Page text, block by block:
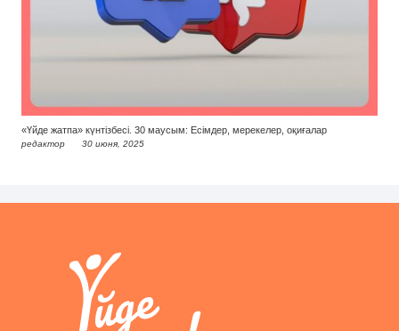
«Үйде жатпа» күнтізбесі. 30 маусым: Есімдер, мерекелер, оқиғалар
редактор 30 июня, 2025